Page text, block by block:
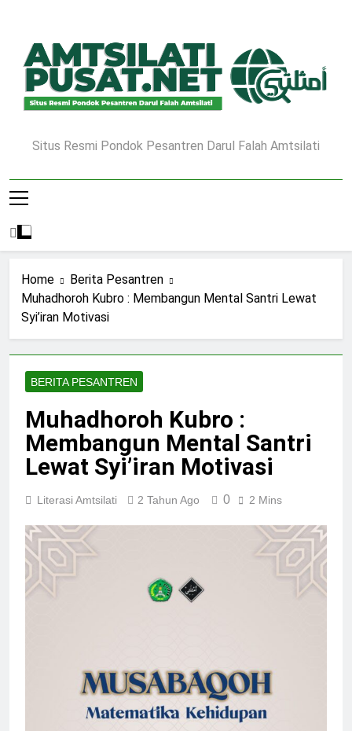
content
Situs Resmi Pondok Pesantren Darul Falah Amtsilati
Home
Berita Pesantren
Muhadhoroh Kubro : Membangun Mental Santri Lewat
Syi’iran Motivasi
BERITA PESANTREN
Muhadhoroh Kubro :
Membangun Mental Santri
Lewat Syi’iran Motivasi
Literasi Amtsilati 2 Tahun Ago 0 2 Mins